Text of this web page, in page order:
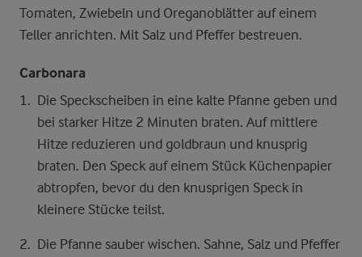
Tomaten, Zwiebeln und Oreganoblätter auf einem
Teller anrichten. Mit Salz und Pfeffer bestreuen.
Carbonara
Die Speckscheiben in eine kalte Pfanne geben und
bei starker Hitze 2 Minuten braten. Auf mittlere
Hitze reduzieren und goldbraun und knusprig
braten. Den Speck auf einem Stück Küchenpapier
abtropfen, bevor du den knusprigen Speck in
kleinere Stücke teilst.
Die Pfanne sauber wischen. Sahne, Salz und Pfeffer